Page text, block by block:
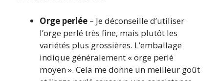
Orge perlée – Je déconseille d’utiliser
l’orge perlé très fine, mais plutôt les
variétés plus grossières. L’emballage
indique généralement « orge perlé
moyen ». Cela me donne un meilleur goût